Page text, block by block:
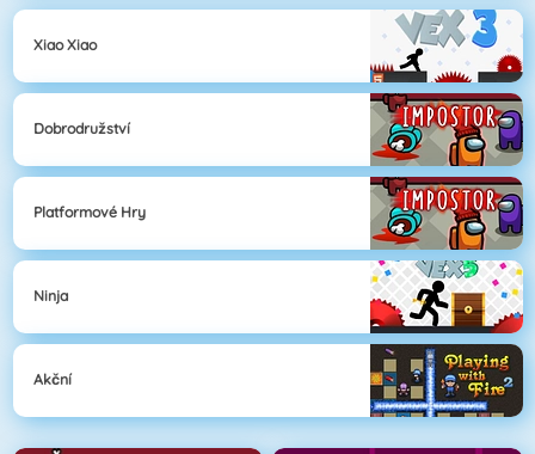
Xiao Xiao
Dobrodružství
Platformové Hry
Ninja
Akční